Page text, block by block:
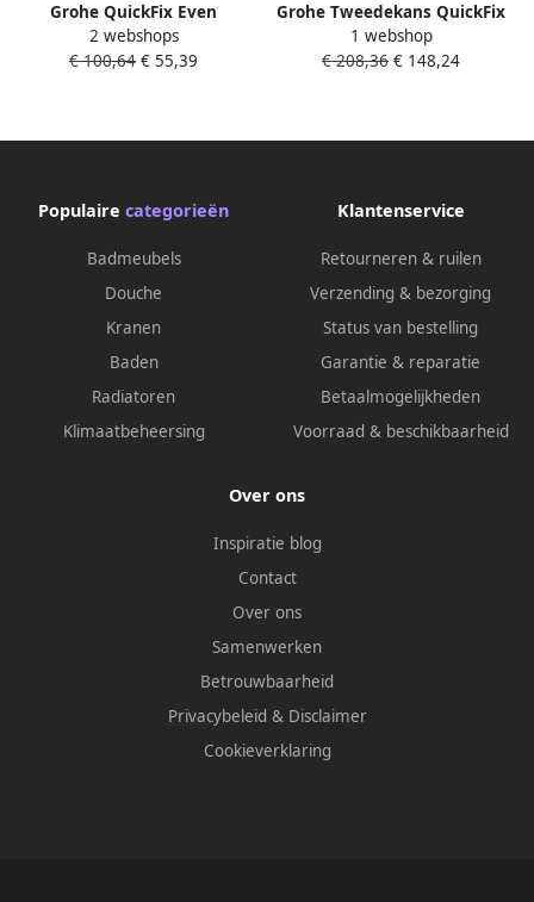
Grohe QuickFix Even
bedieningspaneel chroom
voor QuickFix Rapid SL
2 webshops
€ 100,64 € 55,39
Grohe Tweedekans QuickFix
Even bedieningspaneel mat
zwart voor QuickFix Rapid SL
1 webshop
€ 208,36 € 148,24
Populaire categorieën
Badmeubels
Douche
Kranen
Baden
Radiatoren
Klimaatbeheersing
Klantenservice
Retourneren & ruilen
Verzending & bezorging
Status van bestelling
Garantie & reparatie
Betaalmogelijkheden
Voorraad & beschikbaarheid
Over ons
Inspiratie blog
Contact
Over ons
Samenwerken
Betrouwbaarheid
Privacybeleid & Disclaimer
Cookieverklaring